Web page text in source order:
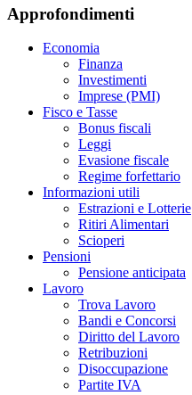
Approfondimenti
Economia
Finanza
Investimenti
Imprese (PMI)
Fisco e Tasse
Bonus fiscali
Leggi
Evasione fiscale
Regime forfettario
Informazioni utili
Estrazioni e Lotterie
Ritiri Alimentari
Scioperi
Pensioni
Pensione anticipata
Lavoro
Trova Lavoro
Bandi e Concorsi
Diritto del Lavoro
Retribuzioni
Disoccupazione
Partite IVA